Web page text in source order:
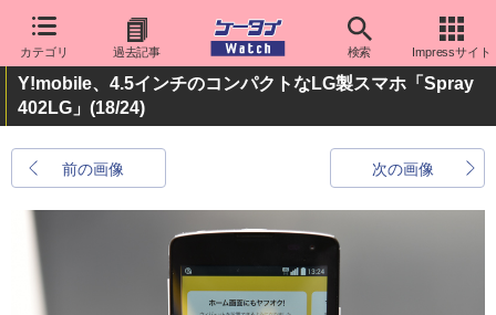
カテゴリ 過去記事 検索 Impressサイト
Y!mobile、4.5インチのコンパクトなLG製スマホ「Spray
402LG」 (18/24)
前の画像 次の画像